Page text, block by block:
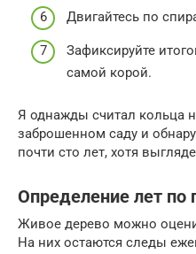
Двигайтесь по
Зафиксируйте
самой корой.
Я однажды считал кольца
заброшенном саду и
почти сто лет, хотя
Определение лет по
Живое дерево можно
На них остаются следы